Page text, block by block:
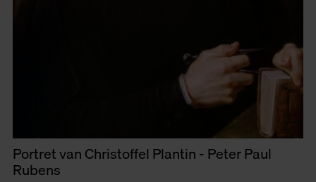
Portret van Christoffel Plantin - Peter Paul
Rubens